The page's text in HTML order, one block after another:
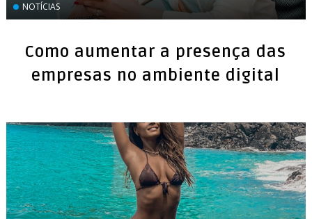
NOTÍCIAS
Como aumentar a presença das
empresas no ambiente digital